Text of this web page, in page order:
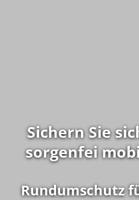
Sichern Sie
sorgenfei
Rundumschutz